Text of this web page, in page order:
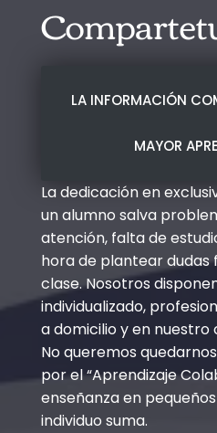
LA INFORMACIÓN
MAYOR
La dedicación en
un alumno salva
atención, falta de
hora de plantear
clase. Nosotros
individualizado,
a domicilio y en
No queremos
por el “Aprendizaje
enseñanza en
individuo suma.